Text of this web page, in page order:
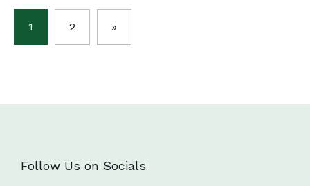
1 2 »
Follow Us on Socials